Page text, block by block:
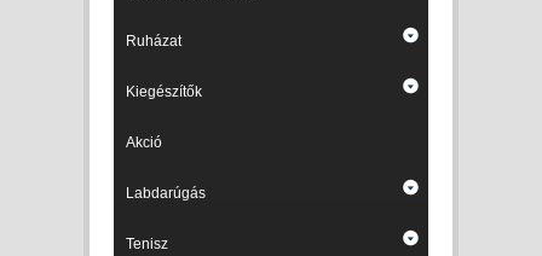
Ruházat
Kiegészítők
Akció
Labdarúgás
Tenisz